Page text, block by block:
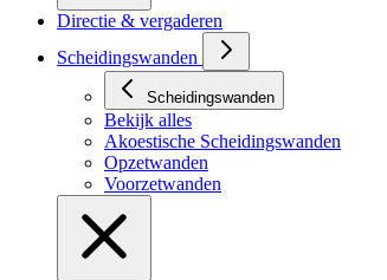
Directie & vergaderen
Scheidingswanden
Scheidingswanden
Bekijk alles
Akoestische Scheidingswanden
Opzetwanden
Voorzetwanden